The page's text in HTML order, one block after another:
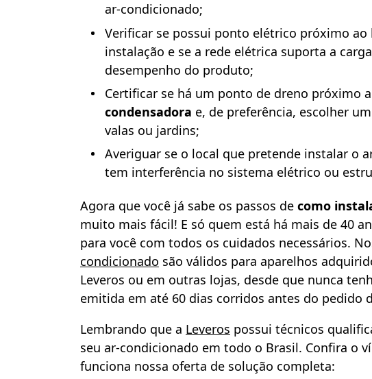
ar-condicionado;
Verificar se possui ponto elétrico próximo ao
instalação e se a rede elétrica suporta a
desempenho do produto;
Certificar se há um ponto de dreno próximo
condensadora e, de preferência, escolher
valas ou jardins;
Averiguar se o local que pretende instalar o
tem interferência no sistema elétrico ou
Agora que você já sabe os passos de como
muito mais fácil! E só quem está há mais de 40
para você com todos os cuidados necessários.
condicionado são válidos para aparelhos
Leveros ou em outras lojas, desde que nunca
emitida em até 60 dias corridos antes do pedido
Lembrando que a Leveros possui técnicos
seu ar-condicionado em todo o Brasil. Confira o
funciona nossa oferta de solução completa: